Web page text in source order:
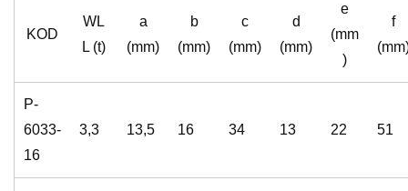
KOD
WL
L (t)
a
(mm)
b
(mm)
c
(mm)
d
(mm)
e
(mm
)
f
P-
6033-
16
3,3 13,5 16 34 13 22 51